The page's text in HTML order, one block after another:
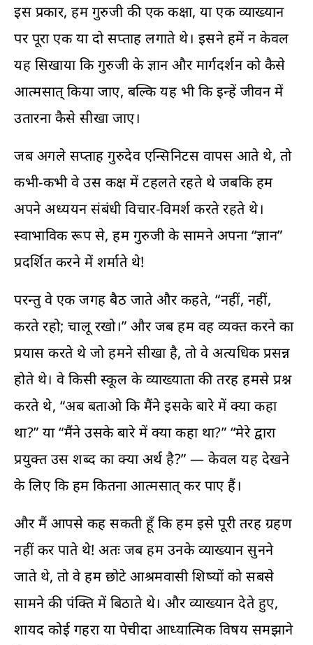
इस प्रकार, हम गुरुजी की एक कक्षा, या एक व्याख्यान
पर पूरा एक या दो सप्ताह लगाते थे। इसने हमें न केवल
यह सिखाया कि गुरुजी के ज्ञान और मार्गदर्शन को कैसे
आत्मसात् किया जाए, बल्कि यह भी कि इन्हें जीवन में
उतारना कैसे सीखा जाए।
जब अगले सप्ताह गुरुदेव एन्सिनिटस वापस आते थे, तो
कभी-कभी वे उस कक्ष में टहलते रहते थे जबकि हम
अपने अध्ययन संबंधी विचार-विमर्श करते रहते थे।
स्वाभाविक रूप से, हम गुरुजी के सामने अपना “ज्ञान”
प्रदर्शित करने में शर्माते थे!
परन्तु वे एक जगह बैठ जाते और कहते, “नहीं, नहीं,
करते रहो; चालू रखो।” और जब हम वह व्यक्त करने का
प्रयास करते थे जो हमने सीखा है, तो वे अत्यधिक प्रसन्न
होते थे। वे किसी स्कूल के व्याख्याता की तरह हमसे प्रश्न
करते थे, “अब बताओ कि मैंने इसके बारे में क्या कहा
था?” या “मैंने उसके बारे में क्या कहा था?” “मेरे द्वारा
प्रयुक्त उस शब्द का क्या अर्थ है?” — केवल यह देखने
के लिए कि हम कितना आत्मसात् कर पाए हैं।
और मैं आपसे कह सकती हूँ कि हम इसे पूरी तरह ग्रहण
नहीं कर पाते थे! अतः जब हम उनके व्याख्यान सुनने
जाते थे, तो वे हम छोटे आश्रमवासी शिष्यों को सबसे
सामने की पंक्ति में बिठाते थे। और व्याख्यान देते हुए,
शायद कोई गहरा या पेचीदा आध्यात्मिक विषय समझाने